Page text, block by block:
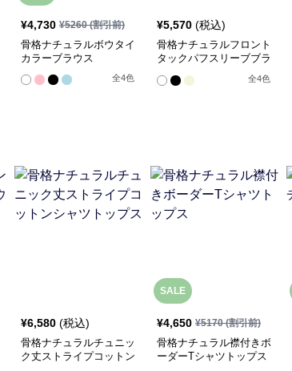
¥4,730 ¥5260(割引前)
骨格ナチュラルボウタイ
カラーブラウス
全4色
¥5,570 (税込)
骨格ナチュラルフロント
タックパフスリーブブラ
全4色
¥6,580 (税込)
骨格ナチュラルチュニッ
ク丈ストライプコットン
SALE
¥4,650 ¥5170(割引前)
骨格ナチュラル襟付きボ
ーダーTシャツトップス